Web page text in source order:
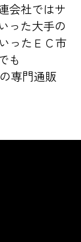
会社ではサ
った大手の
ったＥＣ市
も
専門通販